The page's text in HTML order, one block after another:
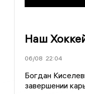
Наш
06/08 22:04
Богдан
завершении